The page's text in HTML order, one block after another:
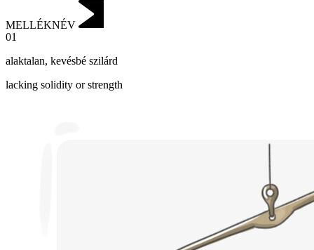
MELLÉKNÉV
01
alaktalan, kevésbé szilárd
lacking solidity or strength